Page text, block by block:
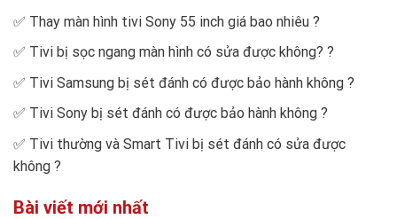
✅ Thay màn hình tivi Sony 55 inch giá bao nhiêu ?
✅ Tivi bị sọc ngang màn hình có sửa được không? ?
✅ Tivi Samsung bị sét đánh có được bảo hành không ?
✅ Tivi Sony bị sét đánh có được bảo hành không ?
✅ Tivi thường và Smart Tivi bị sét đánh có sửa được
không ?
Bài viết mới nhất